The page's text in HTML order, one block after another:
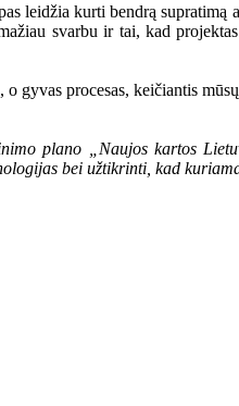
leidžia kurti bendrą
svarbu ir tai, kad
procesas, keičiantis
plano „Naujos kartos
bei užtikrinti, kad